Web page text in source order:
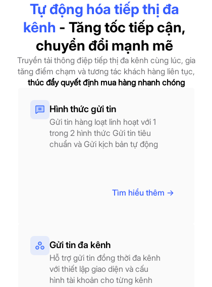
Tự động hóa tiếp thị đa
kênh - Tăng tốc tiếp cận,
chuyển đổi mạnh mẽ
Truyền tải thông điệp tiếp thị đa kênh cùng lúc, gia
tăng điểm chạm và tương tác khách hàng liên tục,
thúc đẩy quyết định mua hàng nhanh chóng
Hình thức gửi tin
Gửi tin hàng loạt linh hoạt với 1
trong 2 hình thức Gửi tin tiêu
chuẩn và Gửi kịch bản tự động
Tìm hiểu thêm ->
Gửi tin đa kênh
Hỗ trợ gửi tin đồng thời đa kênh
với thiết lập giao diện và cấu
hình tài khoản cho từng kênh